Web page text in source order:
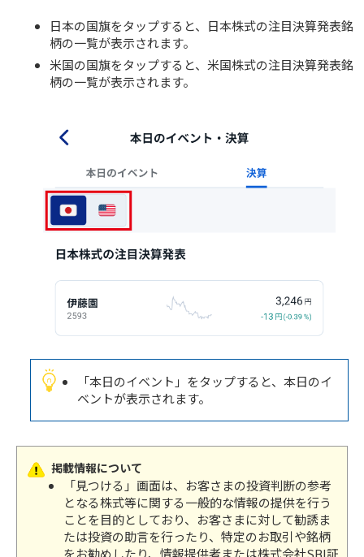
日本の国旗をタップすると、日本株式の注目決算発表銘
柄の一覧が表示されます。
米国の国旗をタップすると、米国株式の注目決算発表銘
柄の一覧が表示されます。
「本日のイベント」をタップすると、本日のイ
ベントが表示されます。
掲載情報について
「見つける」画面は、お客さまの投資判断の参考
となる株式等に関する一般的な情報の提供を行う
ことを目的としており、お客さまに対して勧誘ま
たは投資の助言を行ったり、特定のお取引や銘柄
をお勧めしたり、情報提供者または株式会社SBI証